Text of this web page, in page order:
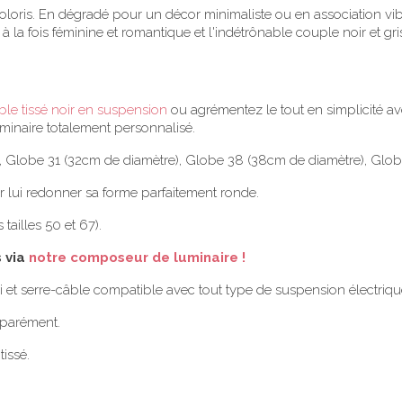
En dégradé pour un décor minimaliste ou en association
la fois féminine et romantique et l'indétrônable couple noir et
tissé noir en suspension ou agrémentez le tout en simplicité
totalement personnalisé.
31 (32cm de diamètre), Globe 38 (38cm de diamètre),
redonner sa forme parfaitement ronde.
50 et 67).
via notre composeur de luminaire !
serre-câble compatible avec tout type de suspension